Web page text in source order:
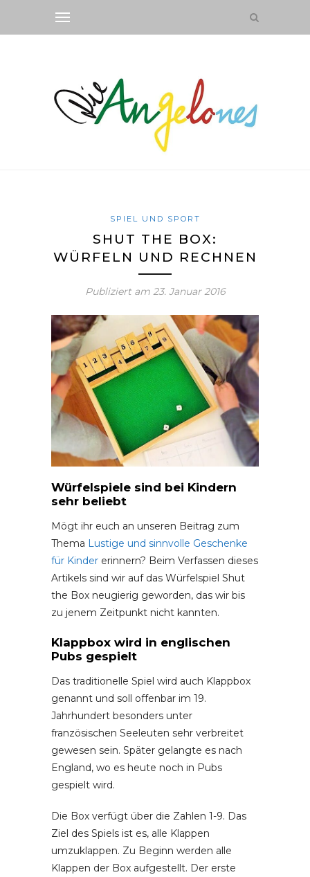
SPIEL UND SPORT
SHUT THE BOX:
WÜRFELN UND RECHNEN
Publiziert am 23. Januar 2016
Würfelspiele sind bei Kindern
sehr beliebt
Mögt ihr euch an unseren Beitrag zum
Thema Lustige und sinnvolle Geschenke
für Kinder erinnern? Beim Verfassen dieses
Artikels sind wir auf das Würfelspiel Shut
the Box neugierig geworden, das wir bis
zu jenem Zeitpunkt nicht kannten.
Klappbox wird in englischen
Pubs gespielt
Das traditionelle Spiel wird auch Klappbox
genannt und soll offenbar im 19.
Jahrhundert besonders unter
französischen Seeleuten sehr verbreitet
gewesen sein. Später gelangte es nach
England, wo es heute noch in Pubs
gespielt wird.
Die Box verfügt über die Zahlen 1-9. Das
Ziel des Spiels ist es, alle Klappen
umzuklappen. Zu Beginn werden alle
Klappen der Box aufgestellt. Der erste